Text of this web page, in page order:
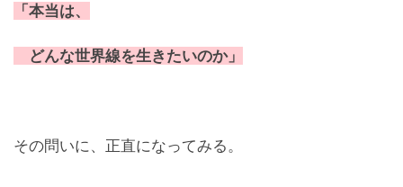
「本当は、
どんな世界線を生きたいのか」
その問いに、正直になってみる。